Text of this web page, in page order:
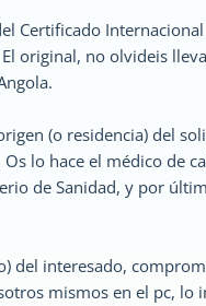
Certificado
original, no olvideis
(o residencia) del
lo hace el médico de
de Sanidad, y por
del interesado,
mismos en el pc, lo